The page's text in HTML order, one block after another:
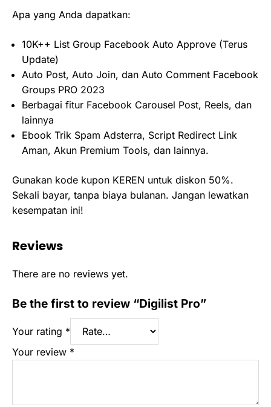
Apa yang Anda dapatkan:
10K++ List Group Facebook Auto Approve (Terus
Update)
Auto Post, Auto Join, dan Auto Comment Facebook
Groups PRO 2023
Berbagai fitur Facebook Carousel Post, Reels, dan
lainnya
Ebook Trik Spam Adsterra, Script Redirect Link
Aman, Akun Premium Tools, dan lainnya.
Gunakan kode kupon KEREN untuk diskon 50%.
Sekali bayar, tanpa biaya bulanan. Jangan lewatkan
kesempatan ini!
Reviews
There are no reviews yet.
Be the first to review “Digilist Pro”
Your rating *
Your review *